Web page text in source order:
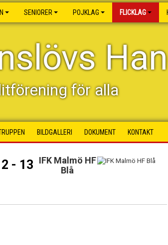
SENIORER POJKLAG FLICKLAG
för alla
BILDGALLERI DOKUMENT KONTAKT
- 13
IFK Malmö HF
Blå